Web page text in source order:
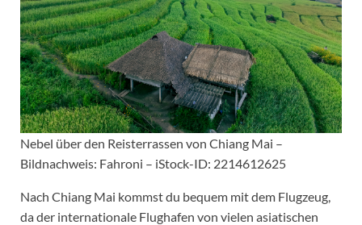
Nebel über den Reisterrassen von Chiang Mai –
Bildnachweis: Fahroni – iStock-ID: 2214612625
Nach Chiang Mai kommst du bequem mit dem Flugzeug,
da der internationale Flughafen von vielen asiatischen